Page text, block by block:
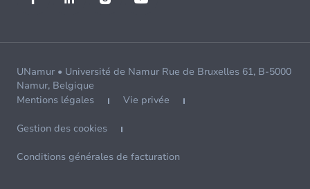
UNamur • Université de Namur Rue de Bruxelles 61, B-5000
Namur, Belgique
Mentions légales
Vie privée
Gestion des cookies
Conditions générales de facturation